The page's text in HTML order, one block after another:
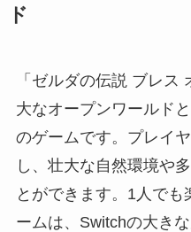
ド
「ゼルダの伝説 ブレス
大なオープンワールド
のゲームです。プレイ
し、壮大な自然環境や
とができます。1人で
ームは、Switchの大き